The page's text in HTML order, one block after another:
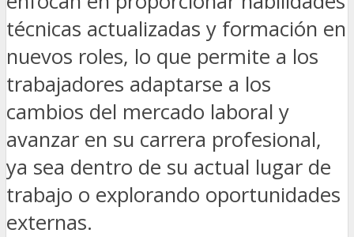
técnicas actualizadas y formación en
nuevos roles, lo que permite a los
trabajadores adaptarse a los
cambios del mercado laboral y
avanzar en su carrera profesional,
ya sea dentro de su actual lugar de
trabajo o explorando oportunidades
externas.